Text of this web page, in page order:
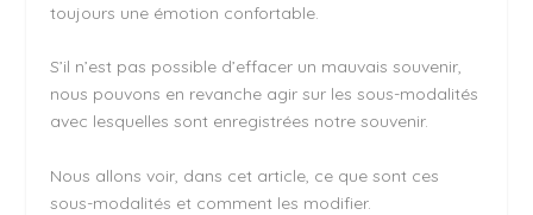
toujours une émotion confortable.
S’il n’est pas possible d’effacer un mauvais souvenir,
nous pouvons en revanche agir sur les sous-modalités
avec lesquelles sont enregistrées notre souvenir.
Nous allons voir, dans cet article, ce que sont ces
sous-modalités et comment les modifier.